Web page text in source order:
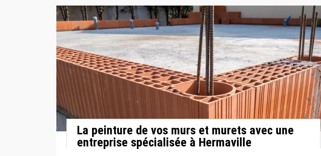
La peinture de vos murs et murets avec une
entreprise spécialisée à Hermaville